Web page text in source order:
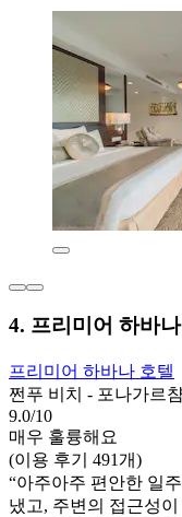
4. 프리미어 하바
프리미어 하바나 호텔
쩐푸 비치 - 포나가르
9.0/10
매우 훌륭해요
(이용 후기 491개)
“아주아주 편안한 일
냈고, 주변의 접근성